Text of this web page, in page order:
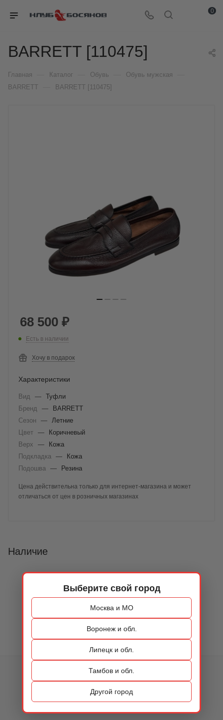
Выберите свой город
Москва и МО
Воронеж и обл.
Липецк и обл.
Тамбов и обл.
Другой город
0
BARRETT [110475]
Главная Каталог Обувь Обувь мужская
BARRETT BARRETT [110475]
68 500 ₽
Есть в наличии
Хочу в подарок
Характеристики
Вид — Туфли
Бренд
—
BARRETT
Сезон
—
Летние
Цвет —
Коричневый
Верх
—
Кожа
Подкладка
—
Кожа
Подошва
— Резина
Цена действительна только для интернет-магазина и может
отличаться от цен в розничных магазинах
Наличие
КАТАЛОГ
ОБУВЬ
СУМКИ